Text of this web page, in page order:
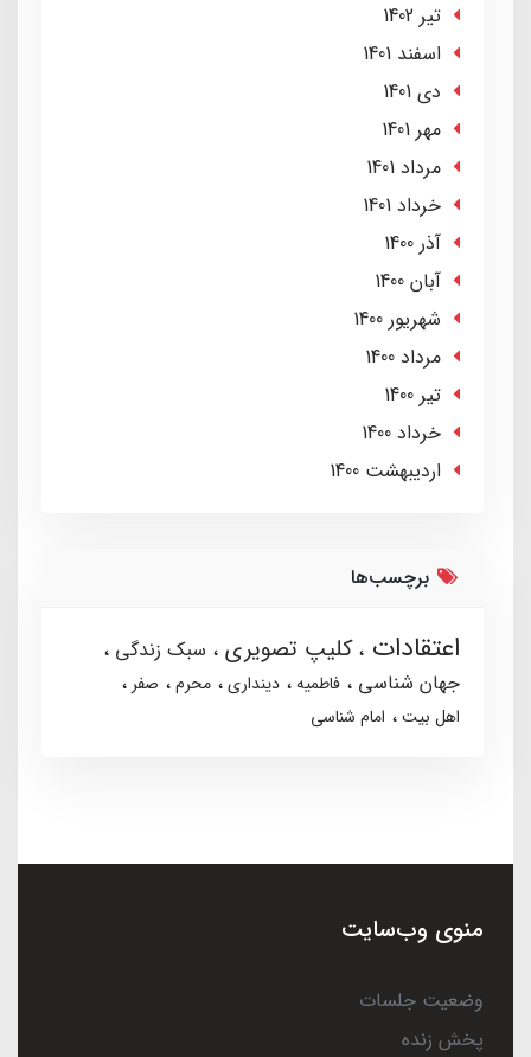
تير 1402
اسفند 1401
دی 1401
مهر 1401
مرداد 1401
خرداد 1401
آذر 1400
آبان 1400
شهریور 1400
مرداد 1400
تير 1400
خرداد 1400
ارديبهشت 1400
برچسب‌ها
اعتقادات کلیپ تصویری
سبک زندگی
جهان شناسی
فاطمیه دینداری محرم
صفر
اهل بیت
امام شناسی
منوی وب‌سایت
وضعیت جلسات
پخش زنده